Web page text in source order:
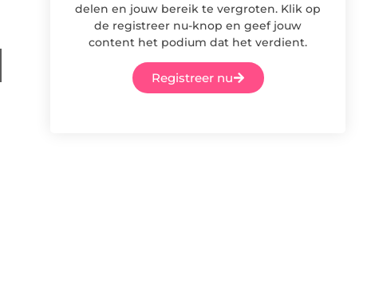
delen en jouw bereik te vergroten. Klik op
de registreer nu-knop en geef jouw
content het podium dat het verdient.
Registreer nu